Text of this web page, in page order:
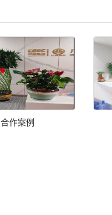
合作案例